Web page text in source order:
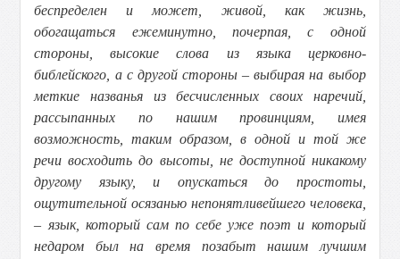
беспределен и может, живой, как жизнь,
обогащаться ежеминутно, почерпая, с одной
стороны, высокие слова из языка церковно-
библейского, а с другой стороны – выбирая на выбор
меткие названья из бесчисленных своих наречий,
рассыпанных по нашим провинциям, имея
возможность, таким образом, в одной и той же
речи восходить до высоты, не доступной никакому
другому языку, и опускаться до простоты,
ощутительной осязанью непонятливейшего человека,
– язык, который сам по себе уже поэт и который
недаром был на время позабыт нашим лучшим